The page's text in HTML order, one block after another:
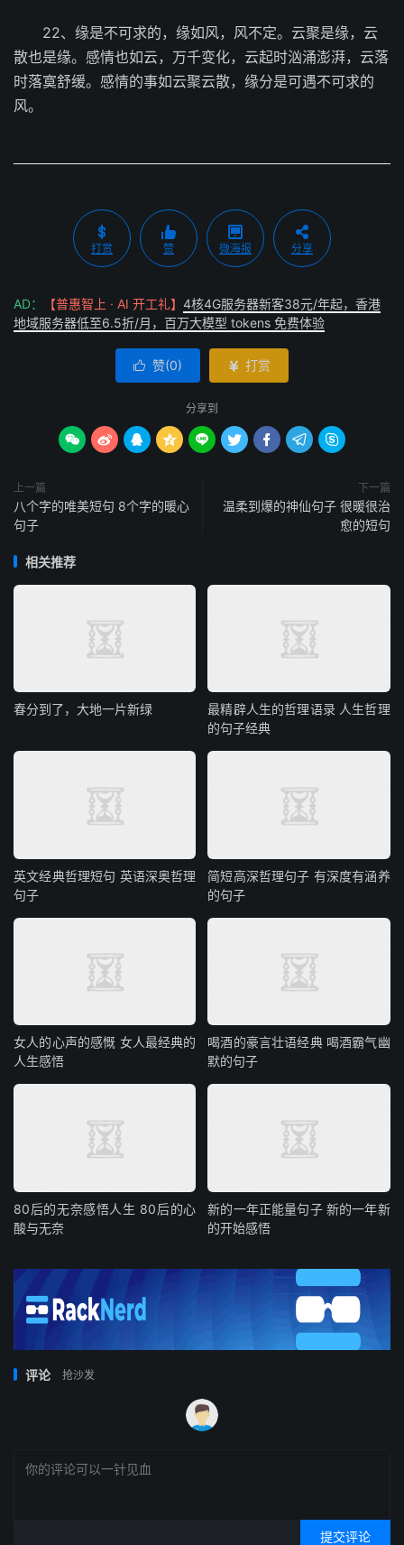
22、缘是不可求的，缘如风，风不定。云聚是缘，云
散也是缘。感情也如云，万千变化，云起时汹涌澎湃，云落
时落寞舒缓。感情的事如云聚云散，缘分是可遇不可求的
风。
打赏 赞 微海报 分享
AD： 【普惠智上 · AI 开工礼】 4核4G服务器新客38元/年起，香港
地域服务器低至6.5折/月，百万大模型 tokens 免费体验
 赞(0)  打赏
分享到
        
上一篇
八个字的唯美短句 8个字的暖心
句子
下一篇
温柔到爆的神仙句子 很暖很治
愈的短句
相关推荐
春分到了，大地一片新绿
最精辟人生的哲理语录 人生哲理
的句子经典
英文经典哲理短句 英语深奥哲理
句子
简短高深哲理句子 有深度有涵养
的句子
女人的心声的感慨 女人最经典的
人生感悟
喝酒的豪言壮语经典 喝酒霸气幽
默的句子
80后的无奈感悟人生 80后的心
酸与无奈
新的一年正能量句子 新的一年新
的开始感悟
评论 抢沙发
提交评论